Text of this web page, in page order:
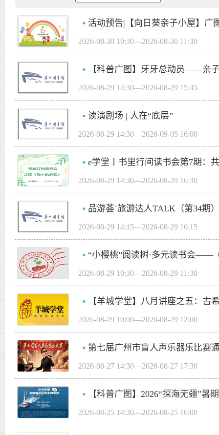
活动预告|【向日葵亲子小屋】广
2026-08-30 10:30—2026-08-30 11:30
【科普广图】牙牙总动员——亲
2026-08-29 14:30—2026-08-29 15:45
读演剧场 | 人在“底层”
2026-08-29 14:30—2026-09-05 16:00
e学堂丨书里行间读书会第7期：
2026-08-29 14:30—2026-08-29 16:30
品游荟˙旅游达人TALK（第34期
2026-08-29 14:15—2026-08-29 16:15
“小樱桃”阅读树·多元读书会——
2026-08-29 10:30—2026-08-29 11:30
【羊城学堂】八月讲座之五：古
2026-08-29 10:00—2026-08-29 12:00
第七届广州市盲人声乐器乐比赛
2026-08-27 14:30—2026-08-27 17:30
【科普广图】2026“探海无疆”
2026-08-25 14:30—2026-08-25 16:00